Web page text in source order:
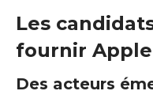
Les
fournir Apple
Des acteurs